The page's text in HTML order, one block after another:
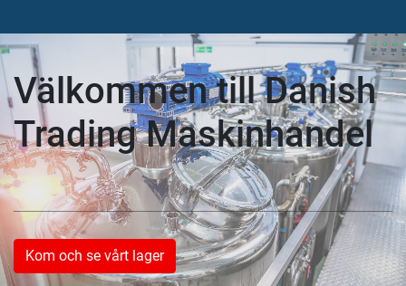
Välkommen till Danish
Trading Maskinhandel
Kom och se vårt lager